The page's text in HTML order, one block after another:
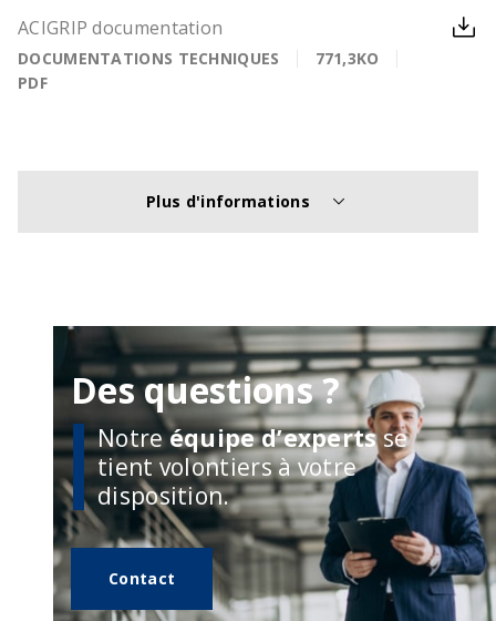
ACIGRIP documentation
DOCUMENTATIONS TECHNIQUES
771,3KO
PDF
Plus d'informations
Des questions ?
Notreéquipe d’expertsse
tient volontiers à votre
disposition.
Contact